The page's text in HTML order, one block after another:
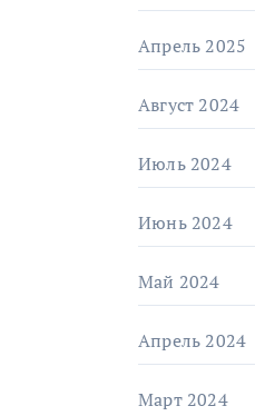
Апрель 2025
Август 2024
Июль 2024
Июнь 2024
Май 2024
Апрель 2024
Март 2024